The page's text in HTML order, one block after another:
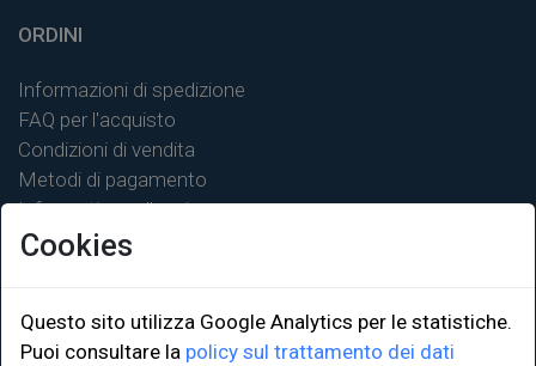
ORDINI
Informazioni di spedizione
FAQ per l'acquisto
Condizioni di vendita
Metodi di pagamento
Informativa sulla privacy
LINK ISTITUZIONALI
Cookies
Questo sito utilizza Google Analytics per le statistiche.
Puoi consultare la policy sul trattamento dei dati